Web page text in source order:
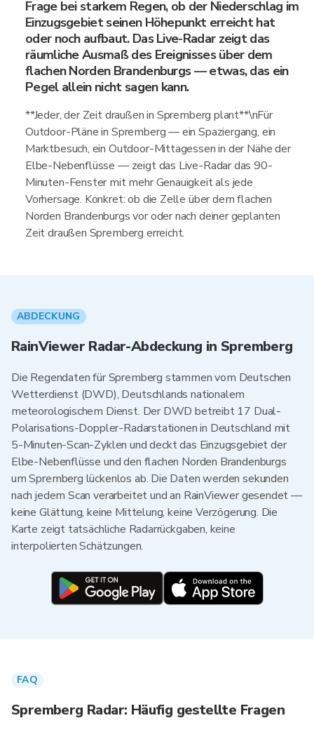
Frage bei starkem Regen, ob der Niederschlag im
Einzugsgebiet seinen Höhepunkt erreicht hat
oder noch aufbaut. Das Live-Radar zeigt das
räumliche Ausmaß des Ereignisses über dem
flachen Norden Brandenburgs — etwas, das ein
Pegel allein nicht sagen kann.
**Jeder, der Zeit draußen in Spremberg plant**\nFür
Outdoor-Pläne in Spremberg — ein Spaziergang, ein
Marktbesuch, ein Outdoor-Mittagessen in der Nähe der
Elbe-Nebenflüsse — zeigt das Live-Radar das 90-
Minuten-Fenster mit mehr Genauigkeit als jede
Vorhersage. Konkret: ob die Zelle über dem flachen
Norden Brandenburgs vor oder nach deiner geplanten
Zeit draußen Spremberg erreicht.
ABDECKUNG
RainViewer Radar-Abdeckung in Spremberg
Die Regendaten für Spremberg stammen vom Deutschen
Wetterdienst (DWD), Deutschlands nationalem
meteorologischem Dienst. Der DWD betreibt 17 Dual-
Polarisations-Doppler-Radarstationen in Deutschland mit
5-Minuten-Scan-Zyklen und deckt das Einzugsgebiet der
Elbe-Nebenflüsse und den flachen Norden Brandenburgs
um Spremberg lückenlos ab. Die Daten werden sekunden
nach jedem Scan verarbeitet und an RainViewer gesendet —
keine Glättung, keine Mittelung, keine Verzögerung. Die
Karte zeigt tatsächliche Radarrückgaben, keine
interpolierten Schätzungen.
FAQ
Spremberg Radar: Häufig gestellte Fragen